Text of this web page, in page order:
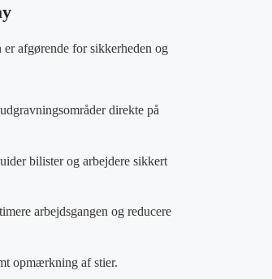
afgørende for sikkerheden og
direkte på
bilister og arbejdere sikkert
arbejdsgangen og reducere
opmærkning af stier.